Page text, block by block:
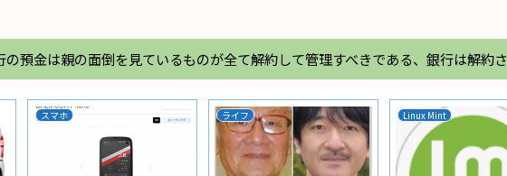
預金は親の面倒を見ているものが全て解約して管理すべきである、銀行は解約
スマホ ライフ Linux Mint